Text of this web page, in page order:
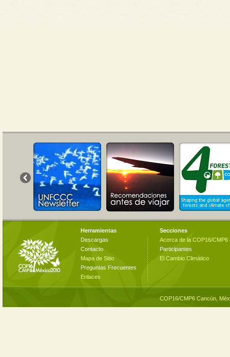
Herramientas
Descargas
Contacto
Mapa de Sitio
Preguntas Frecuentes
Enlaces
Secciones
Acerca de la COP16/CMP6
Participantes
El Cambio Climático
COP16/CMP6 Cancún,